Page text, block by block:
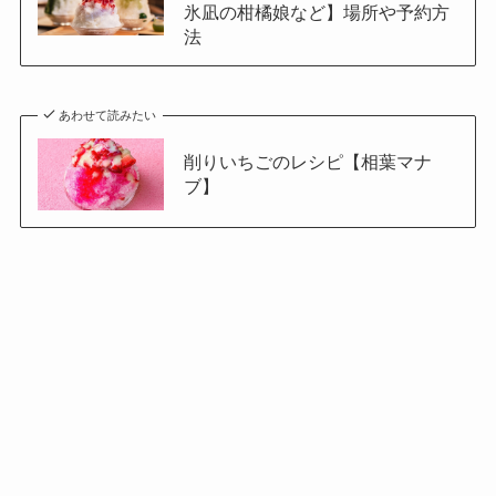
氷凪の柑橘娘など】場所や予約方
法
あわせて読みたい
削りいちごのレシピ【相葉マナ
ブ】